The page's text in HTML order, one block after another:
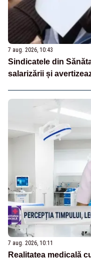
7 aug. 2026, 10:43
Sindicatele din
salarizării și
7 aug. 2026, 10:11
Realitatea medicală